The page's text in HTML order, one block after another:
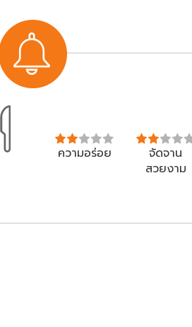
ความอร่อย
จัดจาน
สวยงาม